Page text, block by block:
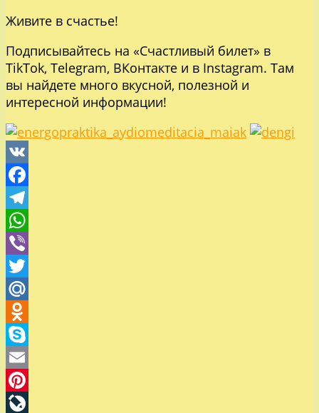
Живите в счастье!
Подписывайтесь на «Счастливый билет» в
ТikTok, Telegram, ВКонтакте и в Instagram. Там
вы найдете много вкусной, полезной и
интересной информации!
VK
Facebook
Telegram
WhatsApp
Viber
Twitter
Mail.Ru
Odnoklassniki
Skype
Email
Pinterest